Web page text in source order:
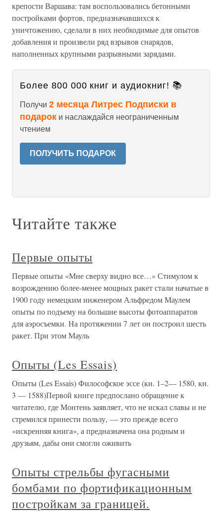
крепости Варшава: там воспользовались бетонными
постройками фортов, предназначавшихся к
уничтожению, сделали в них необходимые для опытов
добавления и произвели ряд взрывов снарядов,
наполненных крупными разрывными зарядами.
Более 800 000 книг и аудиокниг! 📚
Получи 2 месяца Литрес Подписки в
подарок и наслаждайся неограниченным
чтением
ПОЛУЧИТЬ ПОДАРОК
Читайте также
Первые опыты
Первые опыты «Мне сверху видно все…» Стимулом к
возрождению более-менее мощных ракет стали начатые в
1900 году немецким инженером Альфредом Маулем
опыты по подъему на большие высоты фотоаппаратов
для аэросъемки. На протяжении 7 лет он построил шесть
ракет. При этом Мауль
Опыты (Les Essais)
Опыты (Les Essais) Философское эссе (кн. 1–2— 1580, кн.
3 — 1588)Первой книге предпослано обращение к
читателю, где Монтень заявляет, что не искал славы и не
стремился принести пользу, — это прежде всего
«искренняя книга», а предназначена она родным и
друзьям, дабы они смогли оживить
Опыты стрельбы фугасными
бомбами по фортификационным
постройкам за границей.